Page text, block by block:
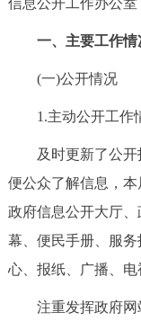
中介服务
政民互动
参与调查
北京概况
信息公开工作办公室
一、主要工作情
(一)公开情况
1.主动公开工作情
及时更新了公开
便公众了解信息，本
政府信息公开大厅
幕、便民手册、服
心、报纸、广播、电
注重发挥政府网站